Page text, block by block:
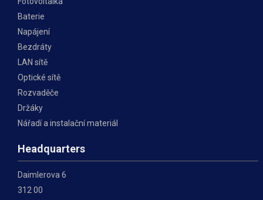
Baterie
Napájení
Bezdráty
LAN sítě
Optické sítě
Rozvaděče
Držáky
Nářadí a instalační materiál
Headquarters
Daimlerova 6
312 00